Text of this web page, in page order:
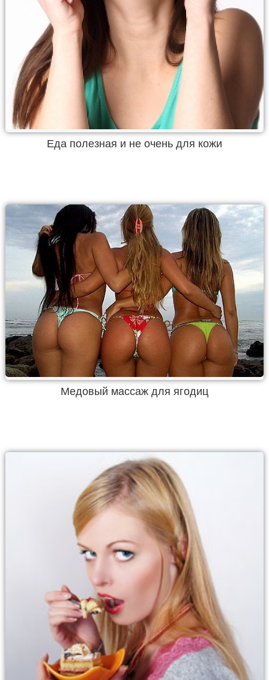
Еда полезная и не очень для кожи
Медовый массаж для ягодиц